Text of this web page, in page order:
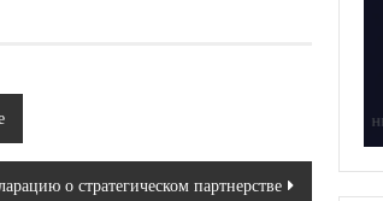
о стратегическом партнерстве